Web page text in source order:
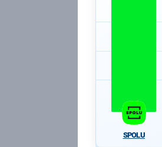
SPOLU